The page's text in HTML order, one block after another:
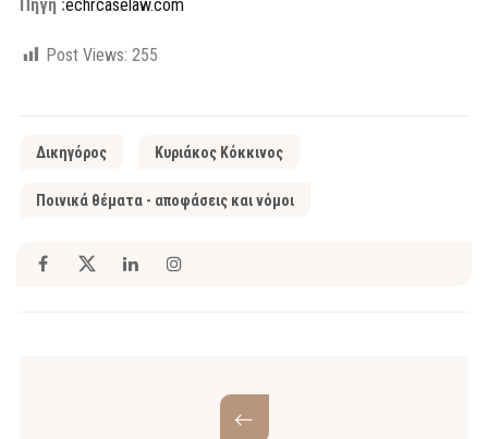
Πηγή :echrcaselaw.com
Post Views: 255
Δικηγόρος Κυριάκος Κόκκινος
Ποινικά θέματα - αποφάσεις και νόμοι